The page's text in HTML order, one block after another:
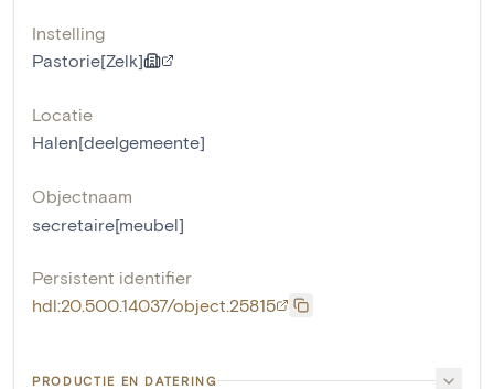
Instelling
Pastorie[Zelk]
Locatie
Halen[deelgemeente]
Objectnaam
secretaire[meubel]
Persistent identifier
hdl:20.500.14037/object.25815
PRODUCTIE EN DATERING